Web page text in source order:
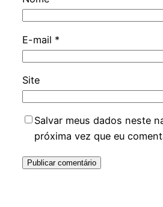
E-mail *
Site
Salvar meus dados neste
próxima vez que eu